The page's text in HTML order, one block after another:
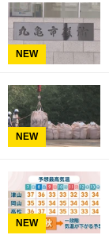
NEW
NEW
NEW